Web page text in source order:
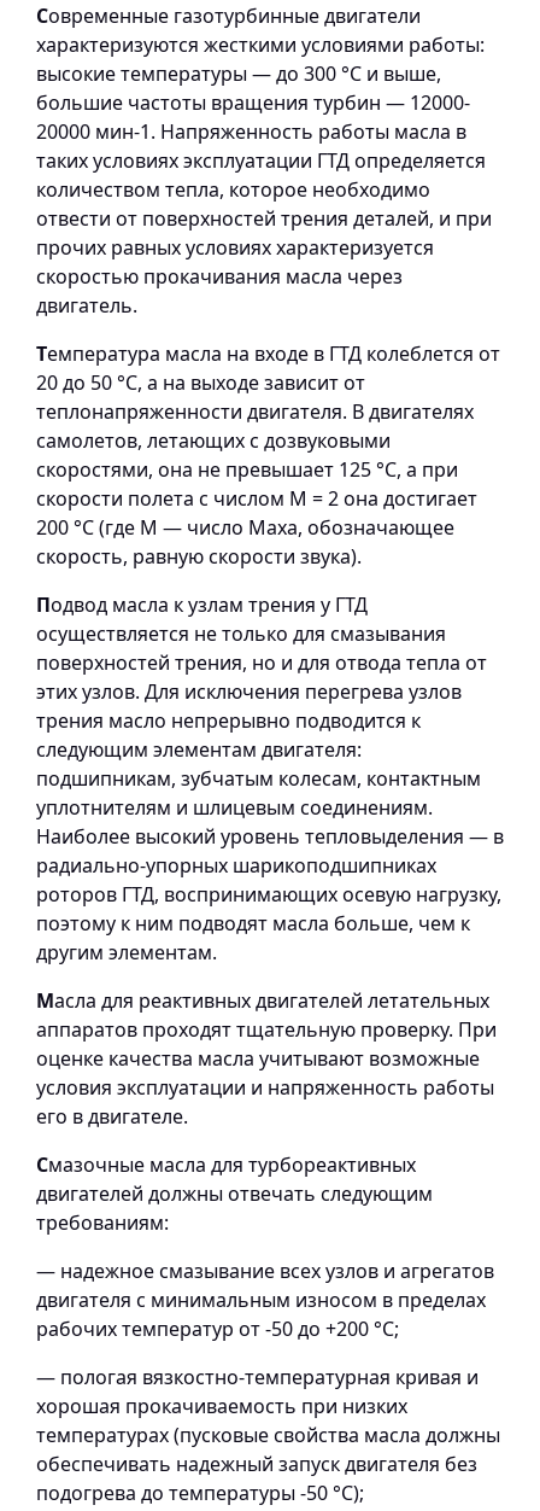
Современные газотурбинные двигатели
характеризуются жесткими условиями работы:
высокие температуры — до 300 °С и выше,
большие частоты вращения турбин — 12000-
20000 мин-1. Напряженность работы масла в
таких условиях эксплуатации ГТД определяется
количеством тепла, которое необходимо
отвести от поверхностей трения деталей, и при
прочих равных условиях характеризуется
скоростью прокачивания масла через
двигатель.
Температура масла на входе в ГТД колеблется от
20 до 50 °С, а на выходе зависит от
теплонапряженности двигателя. В двигателях
самолетов, летающих с дозвуковыми
скоростями, она не превышает 125 °С, а при
скорости полета с числом М = 2 она достигает
200 °С (где М — число Маха, обозначающее
скорость, равную скорости звука).
Подвод масла к узлам трения у ГТД
осуществляется не только для смазывания
поверхностей трения, но и для отвода тепла от
этих узлов. Для исключения перегрева узлов
трения масло непрерывно подводится к
следующим элементам двигателя:
подшипникам, зубчатым колесам, контактным
уплотнителям и шлицевым соединениям.
Наиболее высокий уровень тепловыделения — в
радиально-упорных шарикоподшипниках
роторов ГТД, воспринимающих осевую нагрузку,
поэтому к ним подводят масла больше, чем к
другим элементам.
Масла для реактивных двигателей летательных
аппаратов проходят тщательную проверку. При
оценке качества масла учитывают возможные
условия эксплуатации и напряженность работы
его в двигателе.
Смазочные масла для турбореактивных
двигателей должны отвечать следующим
требованиям:
— надежное смазывание всех узлов и агрегатов
двигателя с минимальным износом в пределах
рабочих температур от -50 до +200 °С;
— пологая вязкостно-температурная кривая и
хорошая прокачиваемость при низких
температурах (пусковые свойства масла должны
обеспечивать надежный запуск двигателя без
подогрева до температуры -50 °С);